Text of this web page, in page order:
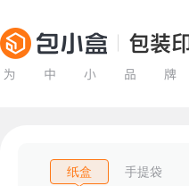
纸盒 手提袋